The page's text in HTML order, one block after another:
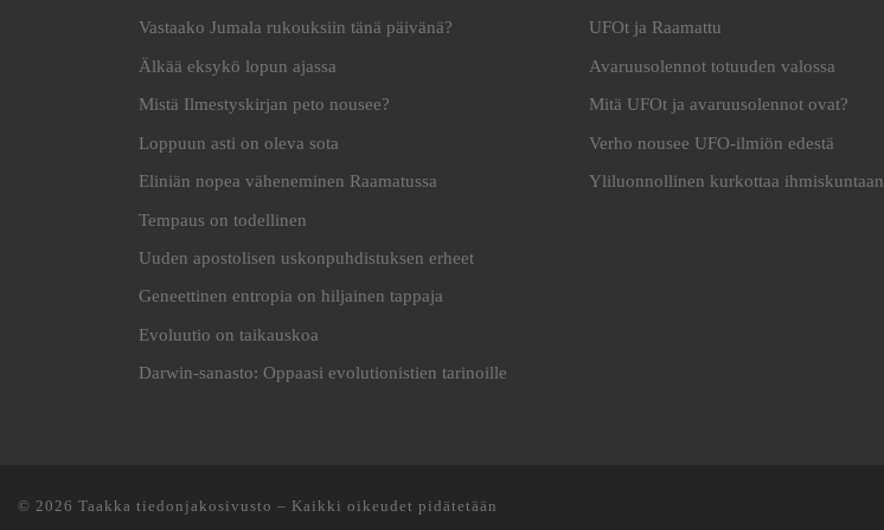
Vastaako Jumala rukouksiin tänä päivänä?
Älkää eksykö lopun ajassa
Mistä Ilmestyskirjan peto nousee?
Loppuun asti on oleva sota
Eliniän nopea väheneminen Raamatussa
Tempaus on todellinen
Uuden apostolisen uskonpuhdistuksen erheet
Geneettinen entropia on hiljainen tappaja
Evoluutio on taikauskoa
Darwin-sanasto: Oppaasi evolutionistien tarinoille
UFOt ja Raamattu
Avaruusolennot totuuden valossa
Mitä UFOt ja avaruusolennot ovat?
Verho nousee UFO-ilmiön edestä
Yliluonnollinen kurkottaa ihmiskuntaan
© 2026 Taakka tiedonjakosivusto – Kaikki oikeudet pidätetään